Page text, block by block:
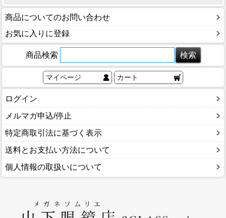
商品についてのお問い合わせ
お気に入りに登録
商品検索
マイページ カート
ログイン
メルマガ申込/停止
特定商取引法に基づく表示
送料とお支払い方法について
個人情報の取扱いについて